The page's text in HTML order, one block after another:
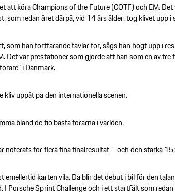
att köra Champions of the Future (COTF) och EM.
som redan året därpå, vid 14 års ålder, tog klivet upp i
som han fortfarande tävlar för, sågs han högt upp i
Det var prestationer som gjorde att han som en av
i Danmark.
kliv uppåt på den internationella scenen.
bland de tio bästa förarna i världen.
noterats för flera fina finalresultat – och den starka
emellertid karten vila. Då blir det debut i bil för den
I Porsche Sprint Challenge och i ett startfält som